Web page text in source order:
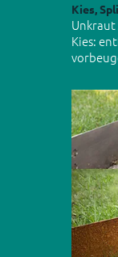
Kies,
Kies: